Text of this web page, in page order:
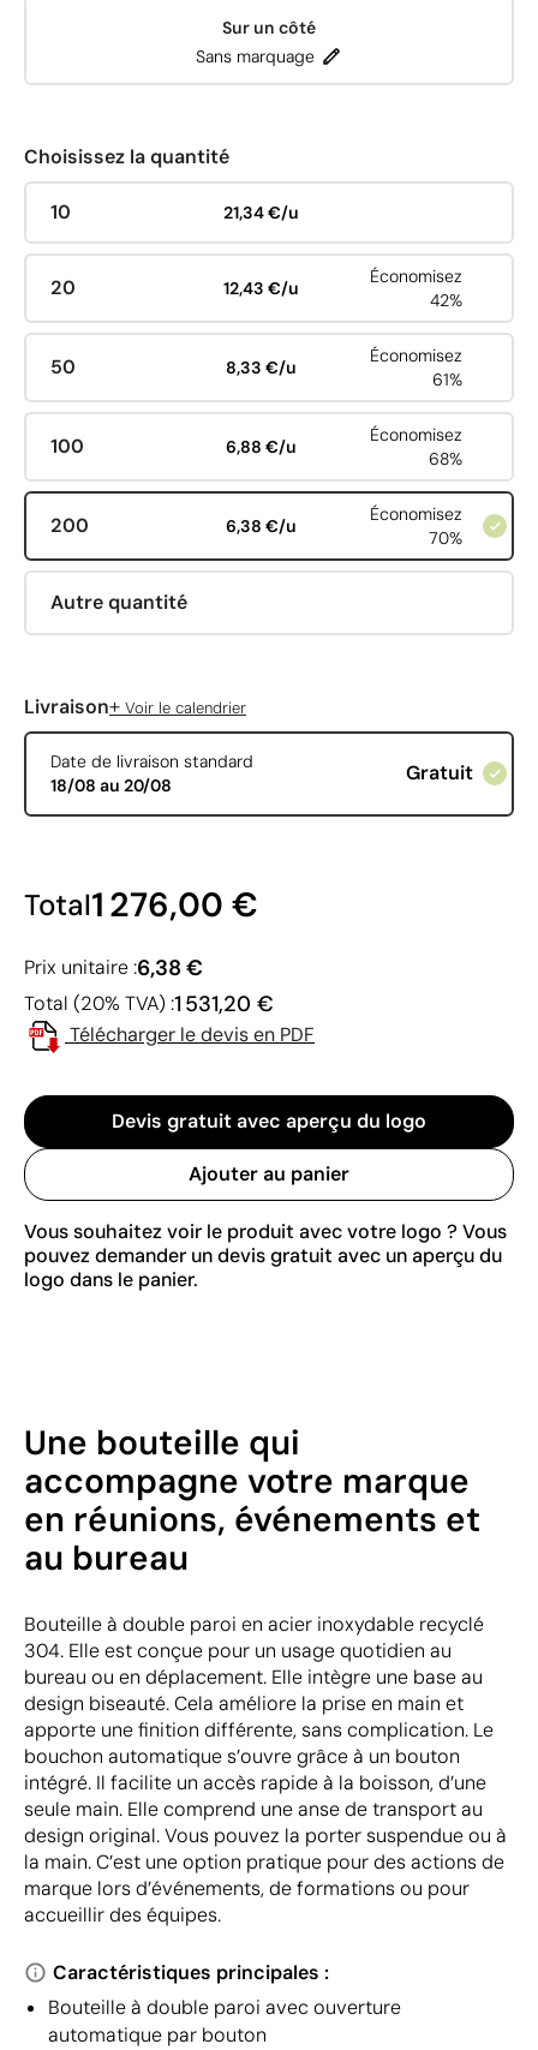
Sur un côté
Sans marquage
Choisissez la quantité
10 21,34 €/u
20 12,43 €/u
Économisez
42%
50 8,33 €/u
Économisez
61%
100 6,88 €/u
Économisez
68%
200 6,38 €/u
Économisez
70%
Autre quantité
Livraison+ Voir le calendrier
Date de livraison standard
18/08 au 20/08
Gratuit
Total1 276,00 €
Prix unitaire :6,38 €
Total (20% TVA) :1 531,20 €
Télécharger le devis en PDF
Devis gratuit avec aperçu du logo
Ajouter au panier
Vous souhaitez voir le produit avec votre logo ? Vous
pouvez demander un devis gratuit avec un aperçu du
logo dans le panier.
Une bouteille qui
accompagne votre marque
en réunions, événements et
au bureau
Bouteille à double paroi en acier inoxydable recyclé
304. Elle est conçue pour un usage quotidien au
bureau ou en déplacement. Elle intègre une base au
design biseauté. Cela améliore la prise en main et
apporte une finition différente, sans complication. Le
bouchon automatique s’ouvre grâce à un bouton
intégré. Il facilite un accès rapide à la boisson, d’une
seule main. Elle comprend une anse de transport au
design original. Vous pouvez la porter suspendue ou à
la main. C’est une option pratique pour des actions de
marque lors d’événements, de formations ou pour
accueillir des équipes.
Caractéristiques principales :
Bouteille à double paroi avec ouverture
automatique par bouton